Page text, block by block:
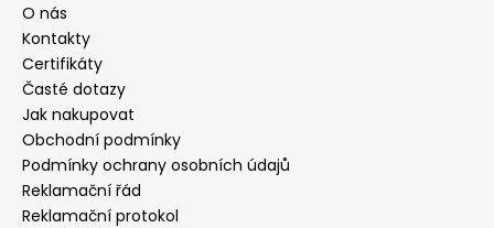
O nás
Kontakty
Certifikáty
Časté dotazy
Jak nakupovat
Obchodní podmínky
Podmínky ochrany osobních údajů
Reklamační řád
Reklamační protokol